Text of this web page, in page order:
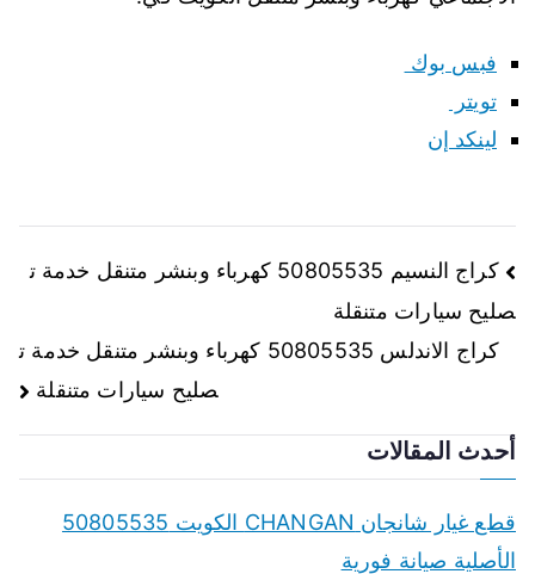
فبس بوك
تويتر
لينكد إن
تصفّح
المقالات
كراج النسيم 50805535 كهرباء وبنشر متنقل خدمة ت
صليح سيارات متنقلة
كراج الاندلس 50805535 كهرباء وبنشر متنقل خدمة ت
صليح سيارات متنقلة
أحدث المقالات
قطع غيار شانجان CHANGAN الكويت 50805535
الأصلية صيانة فورية